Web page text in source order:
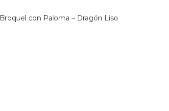
Broquel con Paloma – Dragón Liso